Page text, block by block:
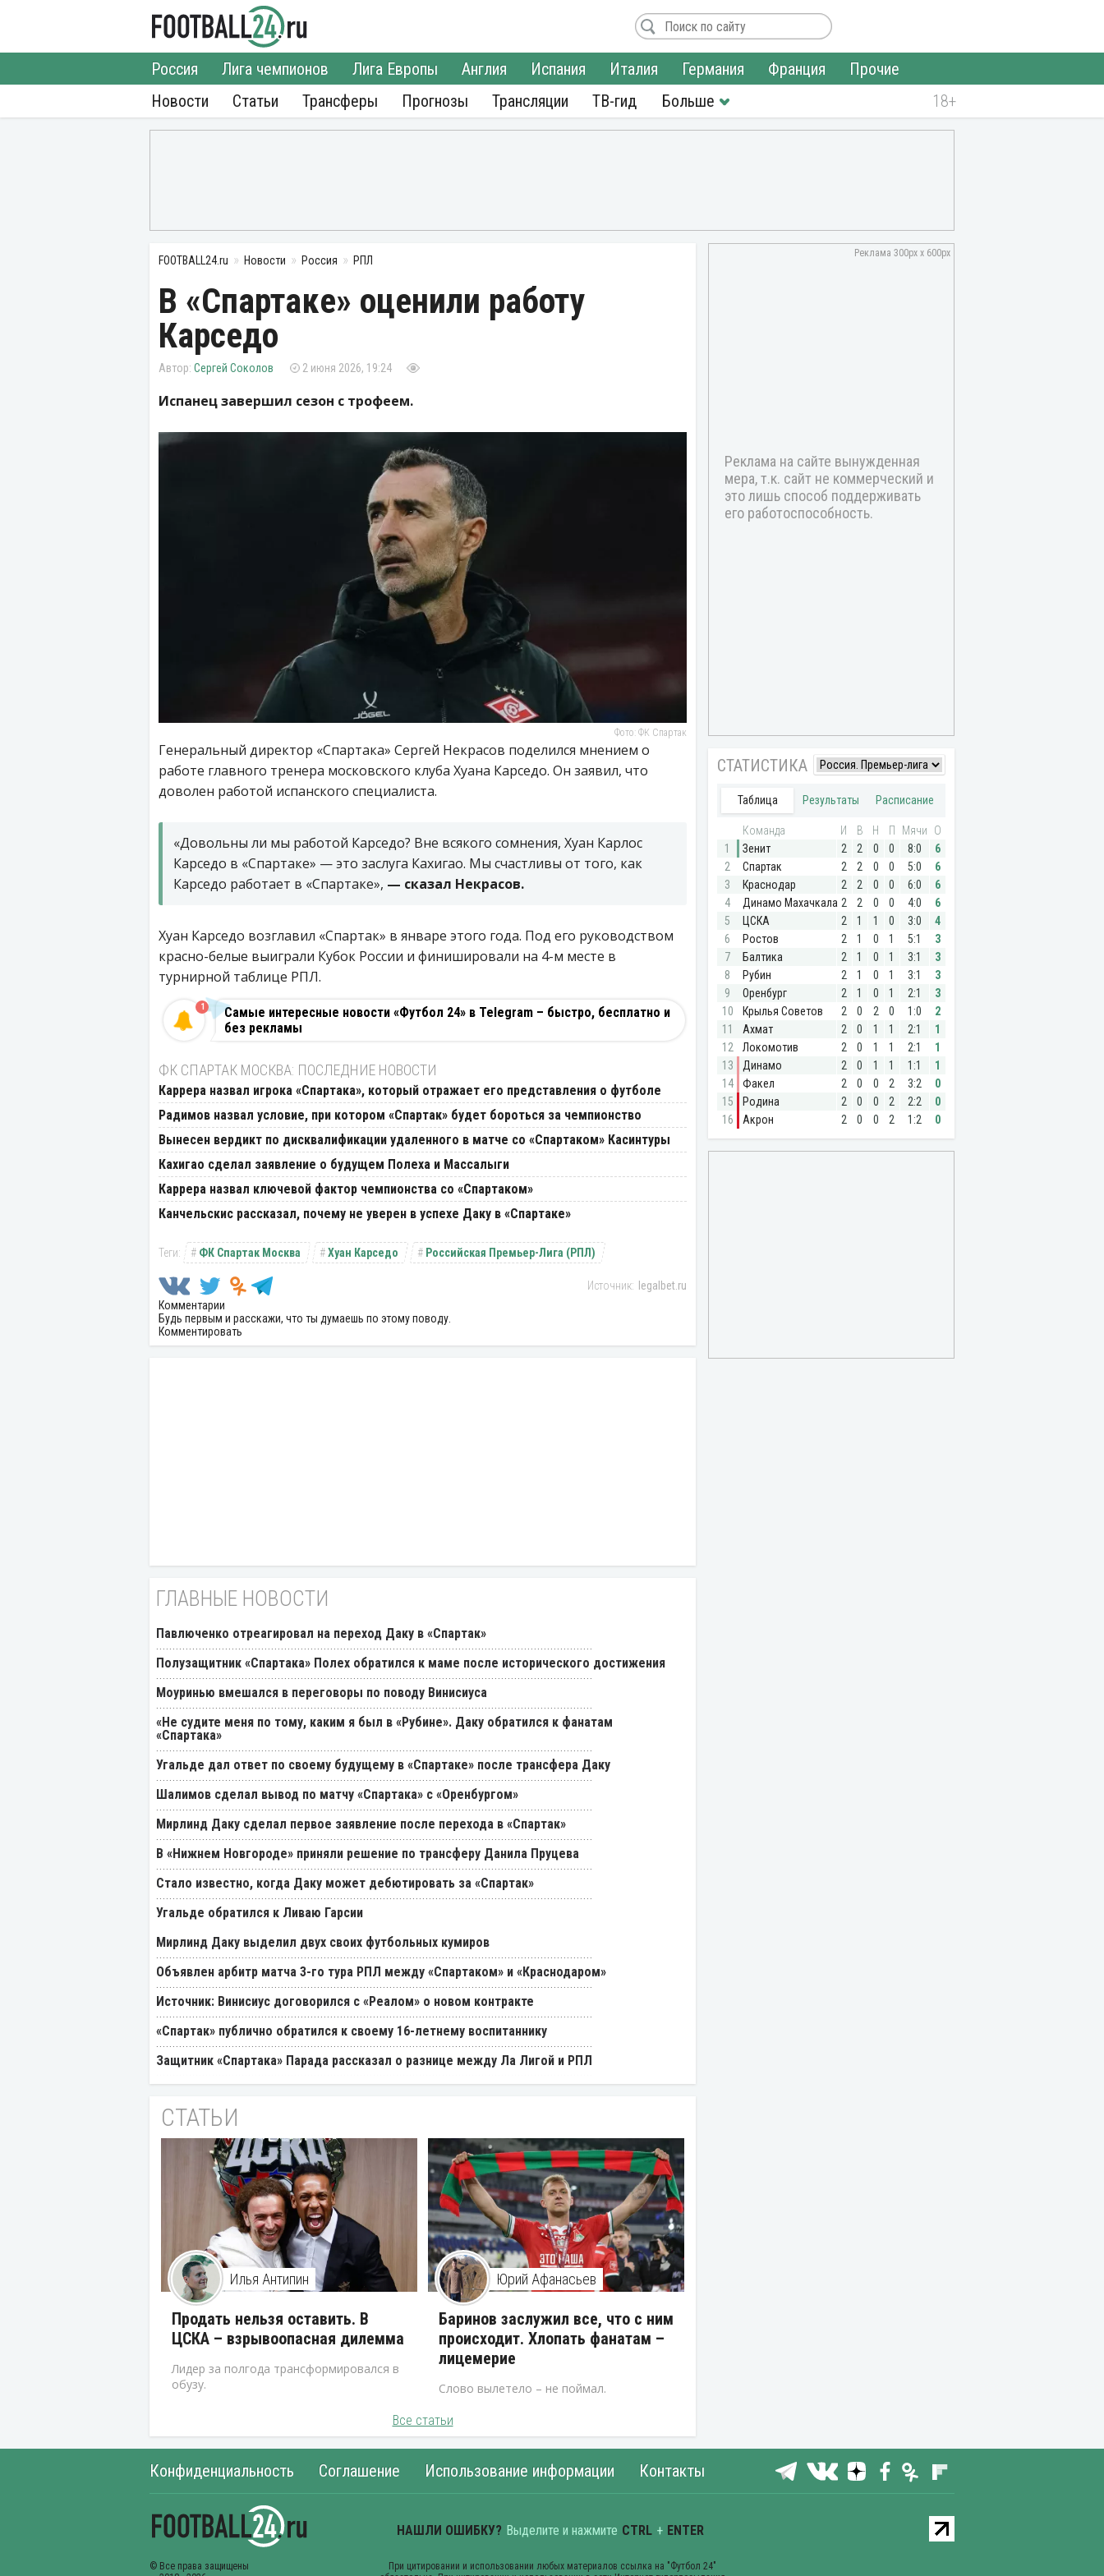
Новости
Россия Лига чемпионов Лига Европы Англия Испания Италия Германия Франция
Прочие
Статьи
Трансферы Прогнозы Трансляции ТВ-гид
FOOTBALL24.ru Новости Россия РПЛ
В «Спартаке» оценили работу
Карседо
Сергей Соколов 2 июня 2026, 19:24
Испанец завершил сезон с трофеем.
Фото: ФК Спартак
Генеральный директор «Спартака» Сергей Некрасов поделился мнением о
работе главного тренера московского клуба Хуана Карседо. Он заявил, что
доволен работой испанского специалиста.
«Довольны ли мы работой Карседо? Вне всякого сомнения, Хуан Карлос
Карседо в «Спартаке» — это заслуга Кахигао. Мы счастливы от того, как
Карседо работает в «Спартаке», — сказал Некрасов.
Хуан Карседо возглавил «Спартак» в январе этого года. Под его руководством
красно-белые выиграли Кубок России и финишировали на 4-м месте в
турнирной таблице РПЛ.
Самые интересные новости «Футбол 24» в Telegram – быстро, бесплатно и
без рекламы
1
ФК СПАРТАК МОСКВА: ПОСЛЕДНИЕ НОВОСТИ
Каррера назвал игрока «Спартака», который отражает его представления о футболе
Радимов назвал условие, при котором «Спартак» будет бороться за чемпионство
Вынесен вердикт по дисквалификации удаленного в матче со «Спартаком» Касинтуры
Кахигао сделал заявление о будущем Полеха и Массалыги
Каррера назвал ключевой фактор чемпионства со «Спартаком»
Канчельскис рассказал, почему не уверен в успехе Даку в «Спартаке»
ФК Спартак Москва Хуан Карседо Российская Премьер-Лига (РПЛ)
legalbet.ru
Комментарии
Будь первым и расскажи, что ты думаешь по этому поводу.
Комментировать
ГЛАВНЫЕ НОВОСТИ
Павлюченко отреагировал на переход Даку в «Спартак»
Полузащитник «Спартака» Полех обратился к маме после исторического достижения
Моуринью вмешался в переговоры по поводу Винисиуса
«Не судите меня по тому, каким я был в «Рубине». Даку обратился к фанатам
«Спартака»
Угальде дал ответ по своему будущему в «Спартаке» после трансфера Даку
Шалимов сделал вывод по матчу «Спартака» с «Оренбургом»
Мирлинд Даку сделал первое заявление после перехода в «Спартак»
В «Нижнем Новгороде» приняли решение по трансферу Данила Пруцева
Стало известно, когда Даку может дебютировать за «Спартак»
Угальде обратился к Ливаю Гарсии
Мирлинд Даку выделил двух своих футбольных кумиров
Объявлен арбитр матча 3-го тура РПЛ между «Спартаком» и «Краснодаром»
Источник: Винисиус договорился с «Реалом» о новом контракте
«Спартак» публично обратился к своему 16-летнему воспитаннику
Защитник «Спартака» Парада рассказал о разнице между Ла Лигой и РПЛ
СТАТЬИ
Илья Антипин
Продать нельзя оставить. В
ЦСКА – взрывоопасная дилемма
Лидер за полгода трансформировался в
обузу.
Юрий Афанасьев
Баринов заслужил все, что с ним
происходит. Хлопать фанатам –
лицемерие
Слово вылетело – не поймал.
Все статьи
Конфиденциальность Соглашение Использование информации Контакты